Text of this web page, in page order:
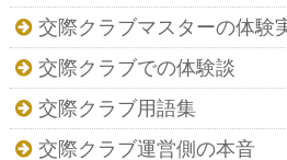
交際クラブマスターの体験
交際クラブでの体験談
交際クラブ用語集
交際クラブ運営側の本音